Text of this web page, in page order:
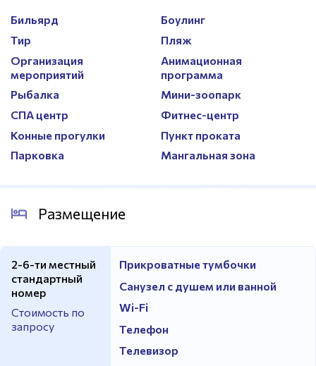
Бильярд
Боулинг
Тир
Пляж
Организация
мероприятий
Анимационная
программа
Рыбалка
Мини-зоопарк
СПА центр
Фитнес-центр
Конные прогулки
Пункт проката
Парковка
Мангальная зона
Размещение
2-6-ти местный
стандартный
номер
Стоимость по
запросу
Прикроватные тумбочки
Санузел с душем или ванной
Wi-Fi
Телефон
Телевизор